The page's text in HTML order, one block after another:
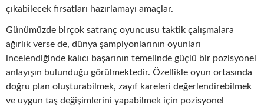
çıkabilecek fırsatları hazırlamayı amaçlar.
Günümüzde birçok satranç oyuncusu taktik çalışmalara
ağırlık verse de, dünya şampiyonlarının oyunları
incelendiğinde kalıcı başarının temelinde güçlü bir pozisyonel
anlayışın bulunduğu görülmektedir. Özellikle oyun ortasında
doğru plan oluşturabilmek, zayıf kareleri değerlendirebilmek
ve uygun taş değişimlerini yapabilmek için pozisyonel